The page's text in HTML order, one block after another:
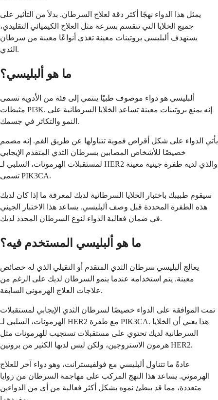
يمثل هذا الدواء نهجًا أكثر دقة لعلاج السرطان. بدلاً من التأثير على
جميع الخلايا التي تنقسم بسرعة مثل العلاج الكيميائي التقليدي،
يستهدف ألبليسي بروتينات معينة تغذي أنواعًا معينة من سرطان
الثدي.
ما هو ألبليسي؟
ألبليسي هو دواء موصوف طبيًا ينتمي إلى فئة من الأدوية تسمى
مثبطات PI3K. إنه يمنع بروتينات معينة تساعد الخلايا السرطانية على
النمو والتكاثر في جسمك.
يأتي الدواء على شكل أقراص فموية تتناولها عن طريق الفم. إنه مصمم
خصيصًا للأشخاص المصابين بسرطان الثدي المتقدم الإيجابي
لمستقبلات الهرمونات، السلبي لـ HER2 والذي لديه طفرة جينية معينة
تسمى PIK3CA.
سيقوم طبيبك باختبار الخلايا السرطانية لديك لمعرفة ما إذا كان لديك
هذه الطفرة المحددة قبل وصف ألبليسي. يساعد هذا الاختبار الجيني
في ضمان فعالية الدواء لنوع السرطان المحدد لديك.
ما هو ألبليسي المستخدم فيه؟
يعالج ألبليسي سرطان الثدي المتقدم أو النقيلي الذي له خصائص
معينة. يتم استخدامه عندما ينمو السرطان لديك على الرغم من
علاجات العلاج الهرموني السابقة.
تمت الموافقة على الدواء خصيصًا لسرطان الثدي الإيجابي لمستقبلات
الهرمونات، السلبي لـ HER2 مع طفرة PIK3CA. هذا يعني أن الخلايا
السرطانية لديك تحتوي على مستقبلات تستجيب للهرمونات مثل
هرمون الاستروجين، ولكن ليس لديها الكثير من بروتين HER2.
عادةً ما تتناول ألبليسي مع فولفيسترانت، وهو دواء آخر للعلاج
الهرموني. يساعد هذا النهج المركب على مهاجمة السرطان من زوايا
متعددة، مما قد يبطئ نموه بشكل أكثر فعالية من أي من الدواءين